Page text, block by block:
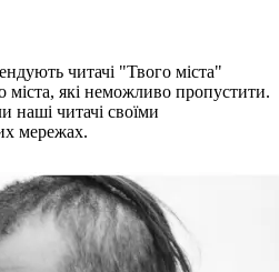
читачі "Твого міста"
міста, які неможливо пропустити.
наші читачі своїми
мережах.